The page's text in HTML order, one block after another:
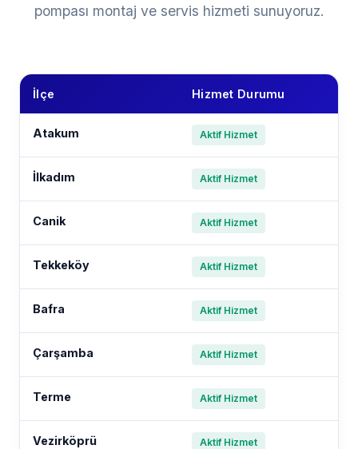
pompası montaj ve servis hizmeti sunuyoruz.
İlçe Hizmet Durumu
Atakum Aktif Hizmet
İlkadım Aktif Hizmet
Canik Aktif Hizmet
Tekkeköy Aktif Hizmet
Bafra Aktif Hizmet
Çarşamba Aktif Hizmet
Terme Aktif Hizmet
Vezirköprü Aktif Hizmet